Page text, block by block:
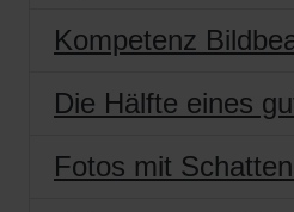
Kompetenz
Die Hälfte eines
Fotos mit